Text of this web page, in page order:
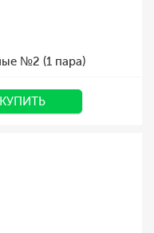
№2 (1 пара)
КУПИТЬ